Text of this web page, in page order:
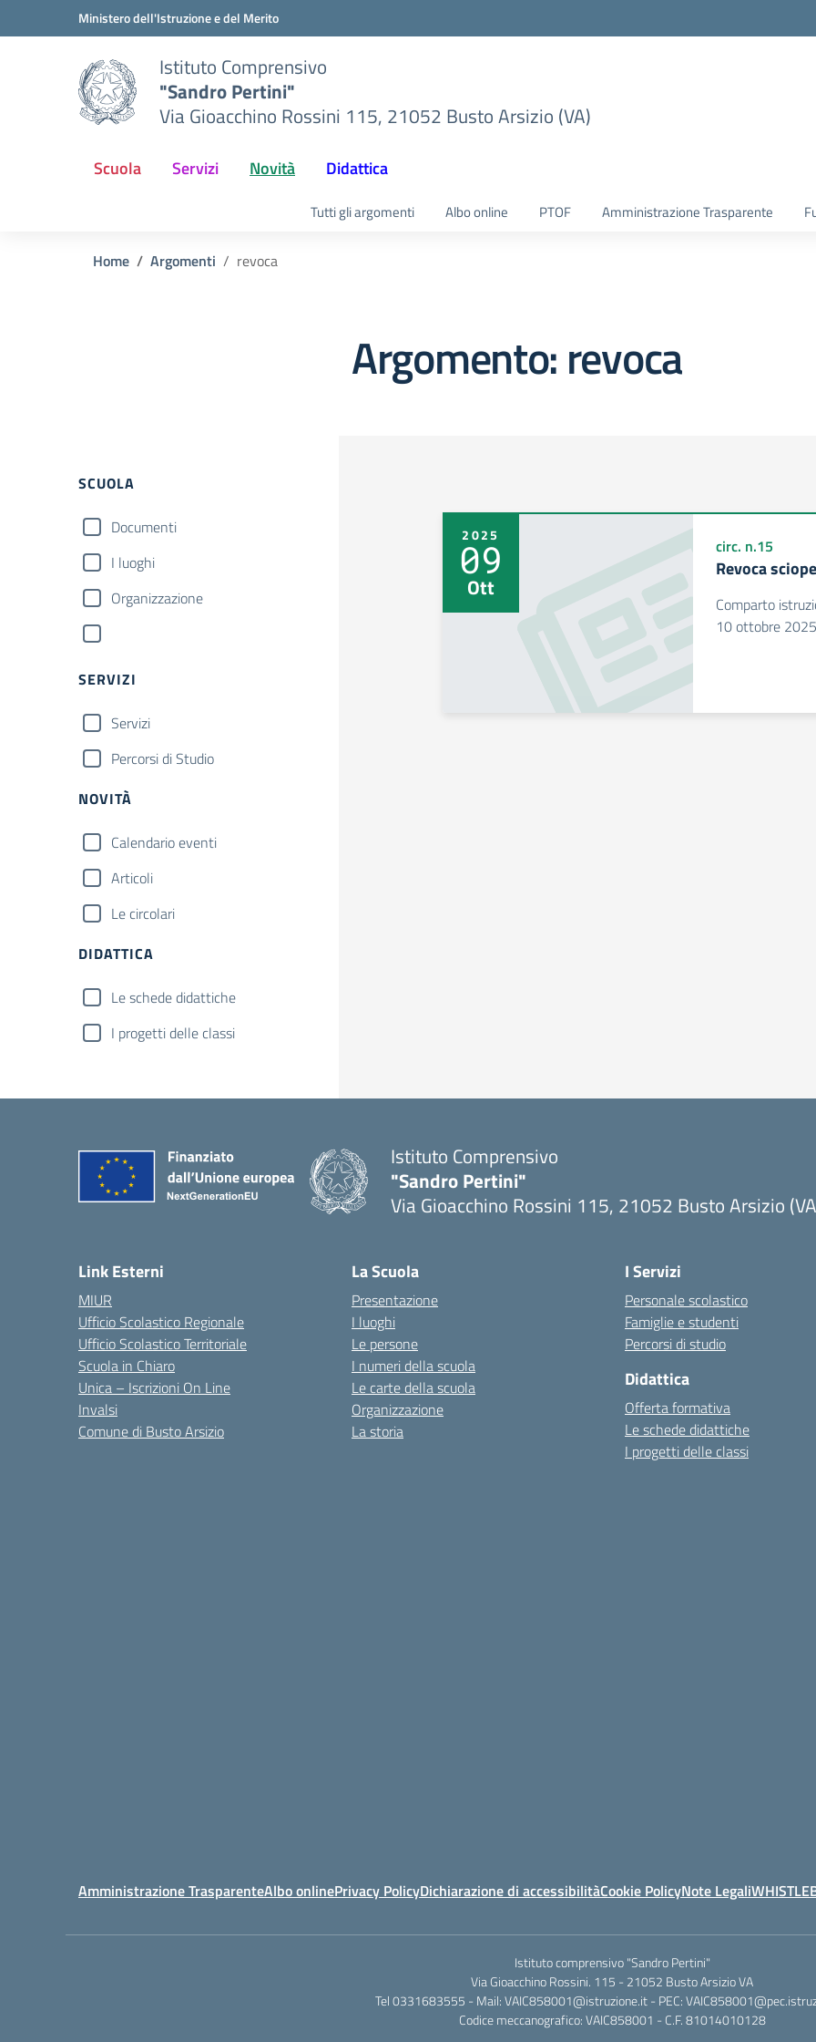
Vai ai contenuti
Vai al menu di navigazioneMinistero dell'Istruzione e del Merito
Istituto Comprensivo
"Sandro Pertini"
Via Gioacchino Rossini 115, 21052 Busto Arsizio (VA)
Scuola Servizi Novità Didattica
Tutti gli argomenti Albo online PTOF Amministrazione Trasparente
Home Argomenti revoca
Argomento: revoca
SCUOLA
Documenti
I luoghi
Organizzazione
SERVIZI
Servizi
Percorsi di Studio
NOVITÀ
Calendario eventi
Articoli
Le circolari
DIDATTICA
Le schede didattiche
I progetti delle classi
2025
09
Ott
circ. n.15
Revoca
Comparto
10 ottobre 2025
Istituto Comprensivo
"Sandro Pertini"
Via Gioacchino Rossini 115, 21052 Busto Arsizio
Link Esterni
MIUR
Ufficio Scolastico Regionale
Ufficio Scolastico Territoriale
Scuola in Chiaro
Unica – Iscrizioni On Line
Invalsi
Comune di Busto Arsizio
La Scuola
Presentazione
I luoghi
Le persone
I numeri della scuola
Le carte della scuola
Organizzazione
La storia
I Servizi
Personale scolastico
Famiglie e studenti
Percorsi di studio
Didattica
Offerta formativa
Le schede didattiche
I progetti delle classi
Amministrazione TrasparenteAlbo onlinePrivacy PolicyDichiarazione di accessibilitàCookie PolicyNote Legali
Istituto comprensivo "Sandro Pertini"
Via Gioacchino Rossini. 115 - 21052 Busto Arsizio VA
Tel 0331683555 - Mail: VAIC858001@istruzione.it - PEC:
Codice meccanografico: VAIC858001 - C.F. 81014010128